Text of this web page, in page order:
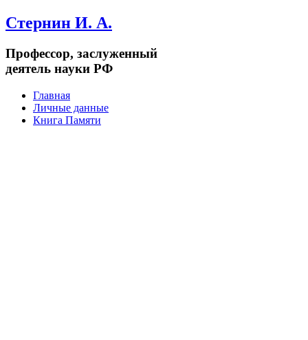
Стернин И. А.
Профессор, заслуженный
деятель науки РФ
Главная
Личные данные
Книга Памяти